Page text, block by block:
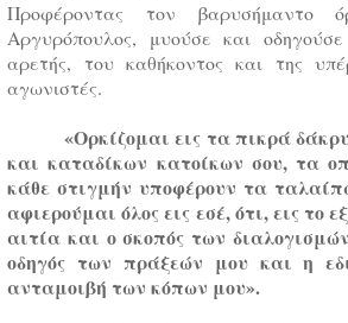
Προφέροντας τον βαρυσήμαντο
Αργυρόπουλος, μυούσε και
αρετής, του καθήκοντος και της
αγωνιστές.
«Ορκίζομαι εις τα πικρά
και καταδίκων κατοίκων σου, τα
κάθε στιγμήν υποφέρουν τα
αφιερούμαι όλος εις εσέ, ότι, εις το
αιτία και ο σκοπός των
οδηγός των πράξεών μου και η
ανταμοιβή των κόπων μου».